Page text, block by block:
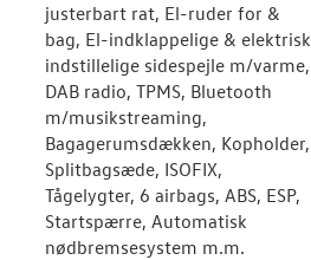
justerbart rat, El-ruder for &
bag, El-indklappelige & elektrisk
indstillelige sidespejle m/varme,
DAB radio, TPMS, Bluetooth
m/musikstreaming,
Bagagerumsdækken, Kopholder,
Splitbagsæde, ISOFIX,
Tågelygter, 6 airbags, ABS, ESP,
Startspærre, Automatisk
nødbremsesystem m.m.